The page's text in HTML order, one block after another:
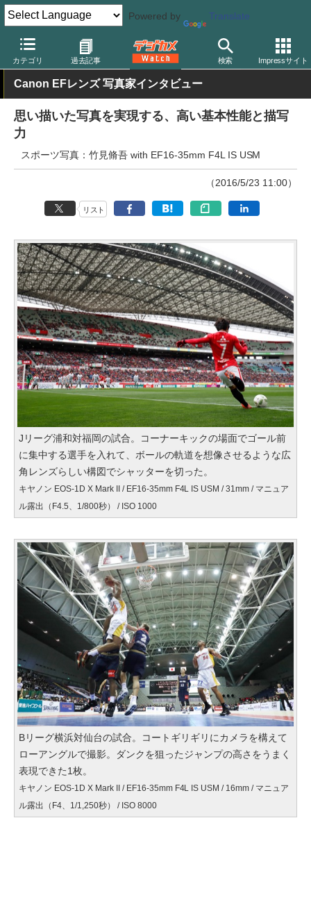
Powered by Translate
カテゴリ 過去記事 検索 Impressサイト
デジカメ Watch レンズ 交換レンズ キヤノン
Canon EFレンズ 写真家インタビュー
思い描いた写真を実現する、高い基本性能と描写
力
スポーツ写真：竹見脩吾 with EF16-35mm F4L IS USM
（2016/5/23 11:00）
リスト
Jリーグ浦和対福岡の試合。コーナーキックの場面でゴール前
に集中する選手を入れて、ボールの軌道を想像させるような広
角レンズらしい構図でシャッターを切った。
キヤノン EOS-1D X Mark II / EF16-35mm F4L IS USM / 31mm / マニュア
ル露出（F4.5、1/800秒） / ISO 1000
Bリーグ横浜対仙台の試合。コートギリギリにカメラを構えて
ローアングルで撮影。ダンクを狙ったジャンプの高さをうまく
表現できた1枚。
キヤノン EOS-1D X Mark II / EF16-35mm F4L IS USM / 16mm / マニュア
ル露出（F4、1/1,250秒） / ISO 8000